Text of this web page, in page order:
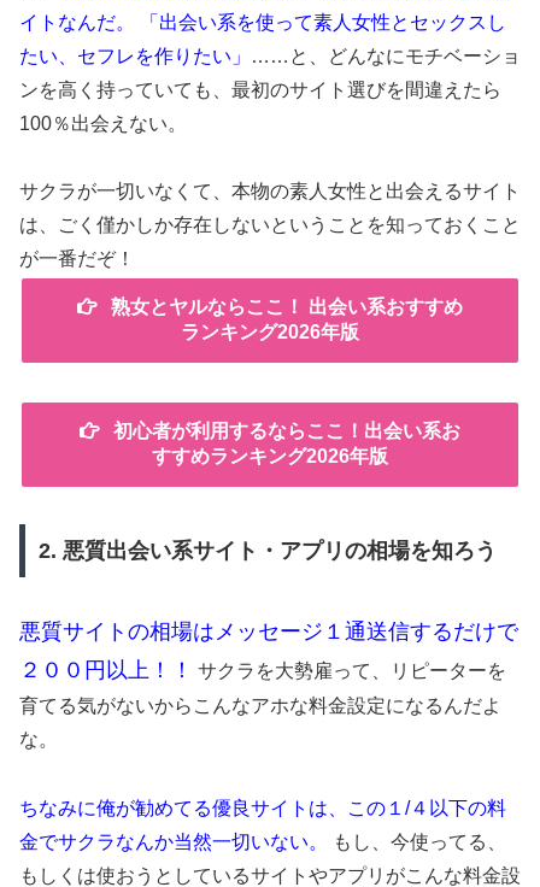
イトなんだ。
「出会い系を使って素人女性とセックスし
たい、セフレを作りたい」
……と、どんなにモチベーショ
ンを高く持っていても、最初のサイト選びを間違えたら
100％出会えない。
サクラが一切いなくて、本物の素人女性と出会えるサイト
は、ごく僅かしか存在しないということを知っておくこと
が一番だぞ！
熟女とヤルならここ！ 出会い系おすすめ
ランキング2026年版
初心者が利用するならここ！出会い系お
すすめランキング2026年版
2. 悪質出会い系サイト・アプリの相場を知ろう
悪質サイトの相場はメッセージ１通送信するだけで
２００円以上！！
サクラを大勢雇って、リピーターを
育てる気がないからこんなアホな料金設定になるんだよ
な。
ちなみに俺が勧めてる優良サイトは、この１/４以下の料
金でサクラなんか当然一切いない。
もし、今使ってる、
もしくは使おうとしているサイトやアプリがこんな料金設